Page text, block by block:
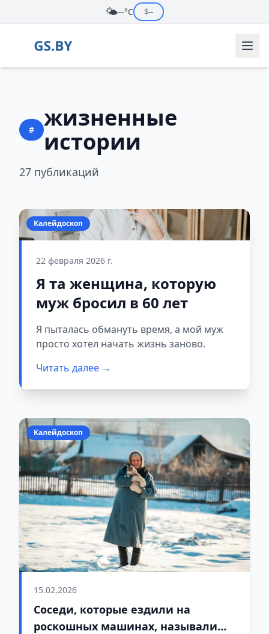
🌤️--°C $--
#
жизненные
истории
27 публикаций
Калейдоскоп
22 февраля 2026 г.
Я та женщина, которую
муж бросил в 60 лет
Я пыталась обмануть время, а мой муж
просто хотел начать жизнь заново.
Читать далее →
Калейдоскоп
15.02.2026
Соседи, которые ездили на
роскошных машинах, называли